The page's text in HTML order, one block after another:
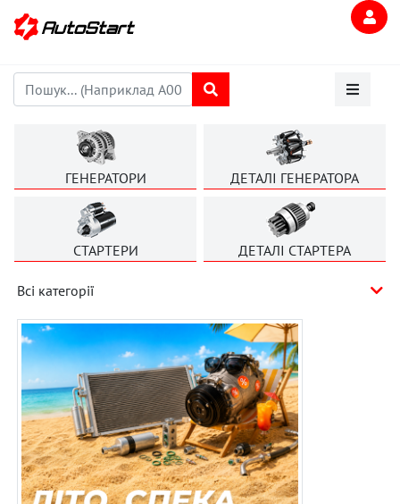
ГЕНЕРАТОРИ ДЕТАЛІ ГЕНЕРАТОРА
СТАРТЕРИ ДЕТАЛІ СТАРТЕРА
Всі категорії